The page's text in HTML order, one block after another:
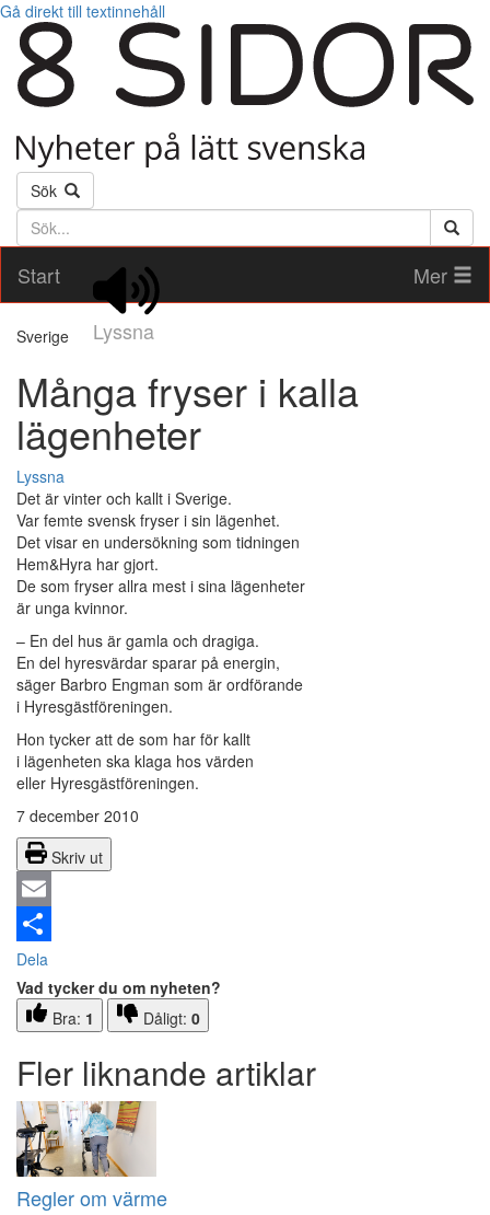
Gå direkt till textinnehåll
Sök
Söktext
Start
Lyssna
Mer
Sverige
Många fryser i kalla
lägenheter
Lyssna
Det är vinter och kallt i Sverige.
Var femte svensk fryser i sin lägenhet.
Det visar en undersökning som tidningen
Hem&Hyra har gjort.
De som fryser allra mest i sina lägenheter
är unga kvinnor.
– En del hus är gamla och dragiga.
En del hyresvärdar sparar på energin,
säger Barbro Engman som är ordförande
i Hyresgästföreningen.
Hon tycker att de som har för kallt
i lägenheten ska klaga hos värden
eller Hyresgästföreningen.
7 december 2010
Skriv ut
Email
Dela
Vad tycker du om nyheten?
Bra: 1 Dåligt: 0
Fler liknande artiklar
Regler om värme